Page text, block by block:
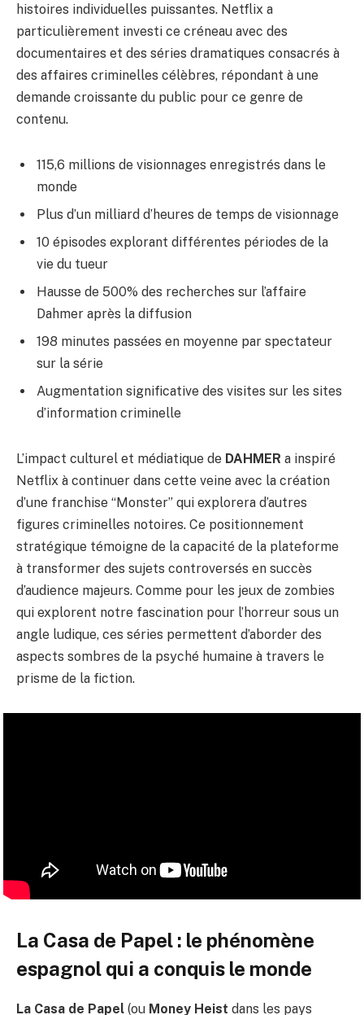
histoires individuelles puissantes. Netflix a
particulièrement investi ce créneau avec des
documentaires et des séries dramatiques consacrés à
des affaires criminelles célèbres, répondant à une
demande croissante du public pour ce genre de
contenu.
115,6 millions de visionnages enregistrés dans le
monde
Plus d’un milliard d’heures de temps de visionnage
10 épisodes explorant différentes périodes de la
vie du tueur
Hausse de 500% des recherches sur l’affaire
Dahmer après la diffusion
198 minutes passées en moyenne par spectateur
sur la série
Augmentation significative des visites sur les sites
d’information criminelle
L’impact culturel et médiatique de DAHMER a inspiré
Netflix à continuer dans cette veine avec la création
d’une franchise “Monster” qui explorera d’autres
figures criminelles notoires. Ce positionnement
stratégique témoigne de la capacité de la plateforme
à transformer des sujets controversés en succès
d’audience majeurs. Comme pour les jeux de zombies
qui explorent notre fascination pour l’horreur sous un
angle ludique, ces séries permettent d’aborder des
aspects sombres de la psyché humaine à travers le
prisme de la fiction.
La Casa de Papel : le phénomène
espagnol qui a conquis le monde
La Casa de Papel (ou Money Heist dans les pays